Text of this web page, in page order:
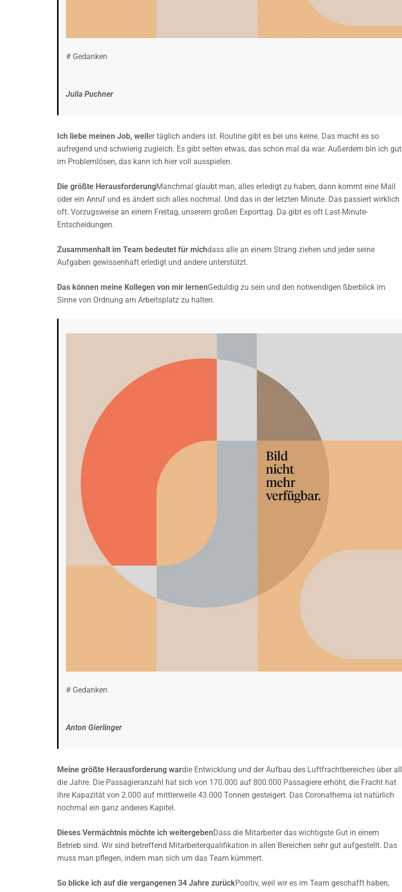
# Gedanken
Julia Puchner
Ich liebe meinen Job, weiler täglich anders ist. Routine gibt es bei uns keine. Das macht es so
aufregend und schwierig zugleich. Es gibt selten etwas, das schon mal da war. Außerdem bin ich gut
im Problemlösen, das kann ich hier voll ausspielen.
Die größte HerausforderungManchmal glaubt man, alles erledigt zu haben, dann kommt eine Mail
oder ein Anruf und es ändert sich alles nochmal. Und das in der letzten Minute. Das passiert wirklich
oft. Vorzugsweise an einem Freitag, unserem großen Exporttag. Da gibt es oft Last-Minute-
Entscheidungen.
Zusammenhalt im Team bedeutet für michdass alle an einem Strang ziehen und jeder seine
Aufgaben gewissenhaft erledigt und andere unterstützt.
Das können meine Kollegen von mir lernenGeduldig zu sein und den notwendigen ßberblick im
Sinne von Ordnung am Arbeitsplatz zu halten.
# Gedanken
Anton Gierlinger
Meine größte Herausforderung wardie Entwicklung und der Aufbau des Luftfrachtbereiches über all
die Jahre. Die Passagieranzahl hat sich von 170.000 auf 800.000 Passagiere erhöht, die Fracht hat
ihre Kapazität von 2.000 auf mittlerweile 43.000 Tonnen gesteigert. Das Coronathema ist natürlich
nochmal ein ganz anderes Kapitel.
Dieses Vermächtnis möchte ich weitergebenDass die Mitarbeiter das wichtigste Gut in einem
Betrieb sind. Wir sind betreffend Mitarbeiterqualifikation in allen Bereichen sehr gut aufgestellt. Das
muss man pflegen, indem man sich um das Team kümmert.
So blicke ich auf die vergangenen 34 Jahre zurückPositiv, weil wir es im Team geschafft haben,